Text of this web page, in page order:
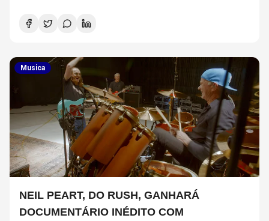
Musica
NEIL PEART, DO RUSH, GANHARÁ
DOCUMENTÁRIO INÉDITO COM